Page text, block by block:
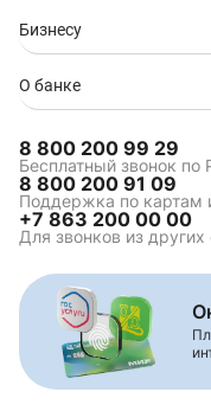
Бизнесу
О банке
8 800 200 99 29
Бесплатный звонок по
8 800 200 91 09
Поддержка по картам
+7 863 200 00 00
Для звонков из других